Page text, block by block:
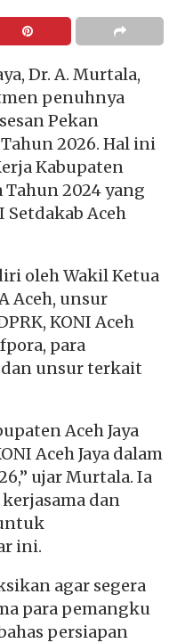
Dr. A. Murtala,
penuhnya
Pekan
2026. Hal ini
Kabupaten
Tahun 2024 yang
Aceh
oleh Wakil Ketua
Aceh, unsur
KONI Aceh
para
dan unsur terkait
Aceh Jaya
Aceh Jaya dalam
ujar Murtala. Ia
dan
ini.
agar segera
para pemangku
persiapan